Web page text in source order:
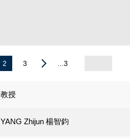
2 3 ...3
教授
YANG Zhijun 楊智鈞